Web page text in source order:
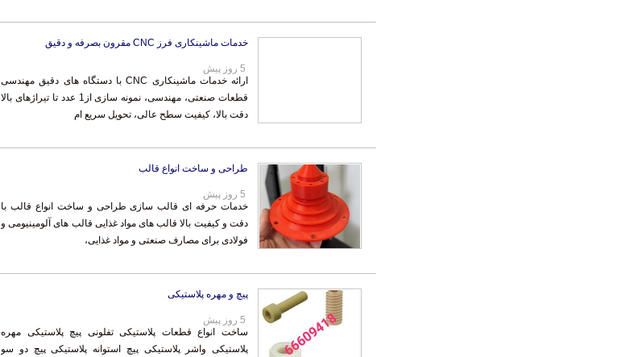
خدمات ماشینکاری فرز CNC مقرون بصرفه و دقیق
ارائه خدمات ماشینکاری CNC با دستگاه های دقیق مهندسی
قطعات صنعتی، مهندسی، نمونه سازی از1 عدد تا تیراژهای بالا
دقت بالا، کیفیت سطح عالی، تحویل سریع ام
5 روز پیش
طراحی و ساخت انواع قالب
خدمات حرفه ای قالب سازی طراحی و ساخت انواع قالب با
دقت و کیفیت بالا قالب های مواد غذایی قالب های آلومینیومی و
فولادی برای مصارف صنعتی و مواد غذایی،
5 روز پیش
پیچ و مهره پلاستیکی
ساخت انواع قطعات پلاستیکی تفلونی پیچ پلاستیکی مهره
پلاستیکی واشر پلاستیکی پیچ استوانه پلاستیکی پیچ دو سو
5 روز پیش